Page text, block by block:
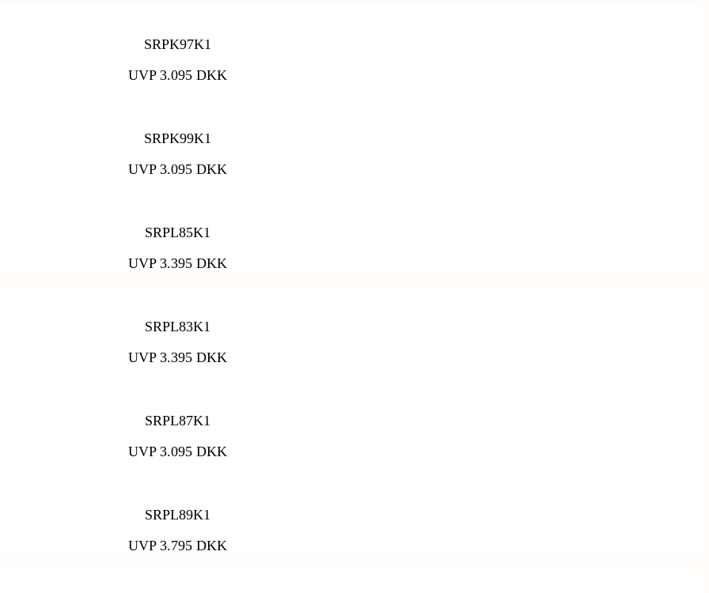
SRPK97K1
UVP 3.095 DKK
SRPK99K1
UVP 3.095 DKK
SRPL85K1
UVP 3.395 DKK
SRPL83K1
UVP 3.395 DKK
SRPL87K1
UVP 3.095 DKK
SRPL89K1
UVP 3.795 DKK